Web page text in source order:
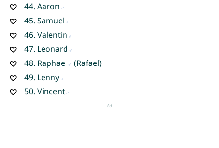
44. Aaron
45. Samuel
46. Valentin
47. Leonard
48. Raphael
(Rafael)
49. Lenny
50. Vincent